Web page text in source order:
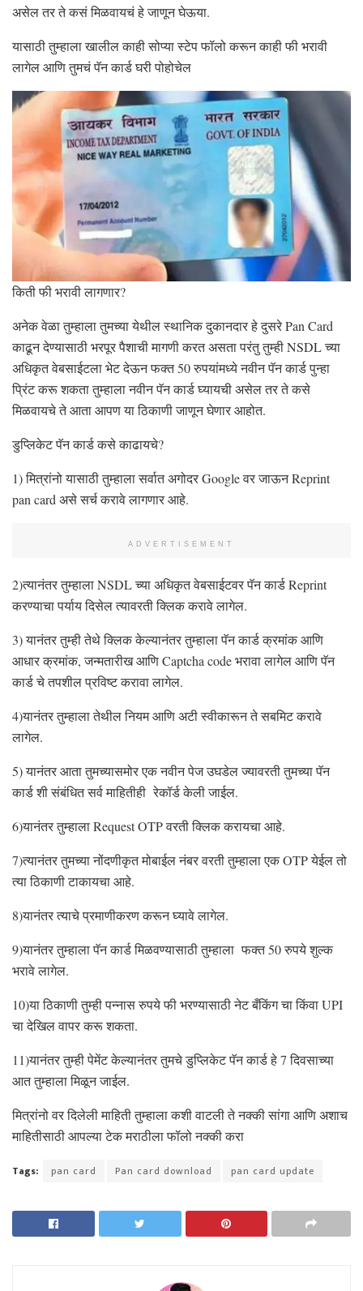
असेल तर ते कसं मिळवायचं हे जाणून घेऊया.
यासाठी तुम्हाला खालील काही सोप्या स्टेप फॉलो करून काही फी भरावी
लागेल आणि तुमचं पॅन कार्ड घरी पोहोचेल
किती फी भरावी लागणार?
अनेक वेळा तुम्हाला तुमच्या येथील स्थानिक दुकानदार हे दुसरे Pan Card
काढून देण्यासाठी भरपूर पैशाची मागणी करत असता परंतु तुम्ही NSDL च्या
अधिकृत वेबसाईटला भेट देऊन फक्त 50 रुपयांमध्ये नवीन पॅन कार्ड पुन्हा
प्रिंट करू शकता तुम्हाला नवीन पॅन कार्ड घ्यायची असेल तर ते कसे
मिळवायचे ते आता आपण या ठिकाणी जाणून घेणार आहोत.
डुप्लिकेट पॅन कार्ड कसे काढायचे?
1) मित्रांनो यासाठी तुम्हाला सर्वात अगोदर Google वर जाऊन Reprint
pan card असे सर्च करावे लागणार आहे.
ADVERTISEMENT
2)त्यानंतर तुम्हाला NSDL च्या अधिकृत वेबसाईटवर पॅन कार्ड Reprint
करण्याचा पर्याय दिसेल त्यावरती क्लिक करावे लागेल.
3) यानंतर तुम्ही तेथे क्लिक केल्यानंतर तुम्हाला पॅन कार्ड क्रमांक आणि
आधार क्रमांक, जन्मतारीख आणि Captcha code भरावा लागेल आणि पॅन
कार्ड चे तपशील प्रविष्ट करावा लागेल.
4)यानंतर तुम्हाला तेथील नियम आणि अटी स्वीकारून ते सबमिट करावे
लागेल.
5) यानंतर आता तुमच्यासमोर एक नवीन पेज उघडेल ज्यावरती तुमच्या पॅन
कार्ड शी संबंधित सर्व माहितीही रेकॉर्ड केली जाईल.
6)यानंतर तुम्हाला Request OTP वरती क्लिक करायचा आहे.
7)त्यानंतर तुमच्या नोंदणीकृत मोबाईल नंबर वरती तुम्हाला एक OTP येईल तो
त्या ठिकाणी टाकायचा आहे.
8)यानंतर त्याचे प्रमाणीकरण करून घ्यावे लागेल.
9)यानंतर तुम्हाला पॅन कार्ड मिळवण्यासाठी तुम्हाला फक्त 50 रुपये शुल्क
भरावे लागेल.
10)या ठिकाणी तुम्ही पन्नास रुपये फी भरण्यासाठी नेट बँकिंग चा किंवा UPI
चा देखिल वापर करू शकता.
11)यानंतर तुम्ही पेमेंट केल्यानंतर तुमचे डुप्लिकेट पॅन कार्ड हे 7 दिवसाच्या
आत तुम्हाला मिळून जाईल.
मित्रांनो वर दिलेली माहिती तुम्हाला कशी वाटली ते नक्की सांगा आणि अशाच
माहितीसाठी आपल्या टेक मराठीला फॉलो नक्की करा
Tags: pan card Pan card download pan card update